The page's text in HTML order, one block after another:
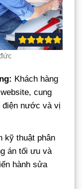
Khách hàng
cung
điện nước và vị
kỹ thuật phân
án tối ưu và
hành sửa